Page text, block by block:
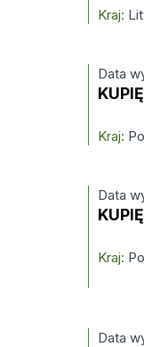
Kraj:
Data
Kraj:
Data
Kraj:
Data